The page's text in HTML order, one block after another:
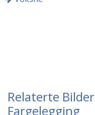
Relaterte
Fargelegging